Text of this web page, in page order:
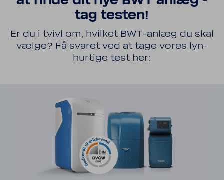
tag testen!
Er du i tvivl om, hvilket BWT-​anlæg du skal
vælge? Få svaret ved at tage vores lyn-​
hurtige test her: